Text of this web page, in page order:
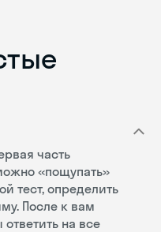
часть
«пощупать»
тест, определить
После к вам
на все